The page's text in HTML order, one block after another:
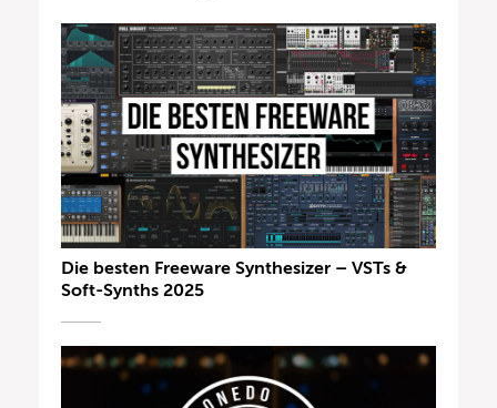
Die besten Freeware Synthesizer – VSTs &
Soft-Synths 2025